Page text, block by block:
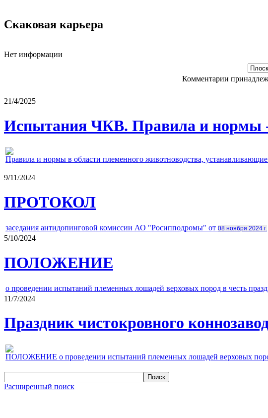
Скаковая карьера
Нет информации
Комментарии
21/4/2025
Испытания ЧКВ. Правила и нормы
Правила и нормы в области племенного животноводства,
9/11/2024
ПРОТОКОЛ
заседания антидопинговой комиссии АО "Росипподромы" от 08 ноября 2024 г.
5/10/2024
ПОЛОЖЕНИЕ
о проведении испытаний племенных лошадей верховых пород в честь
11/7/2024
Праздник чистокровного
ПОЛОЖЕНИЕ о проведении испытаний племенных лошадей верховых пород
Расширенный поиск